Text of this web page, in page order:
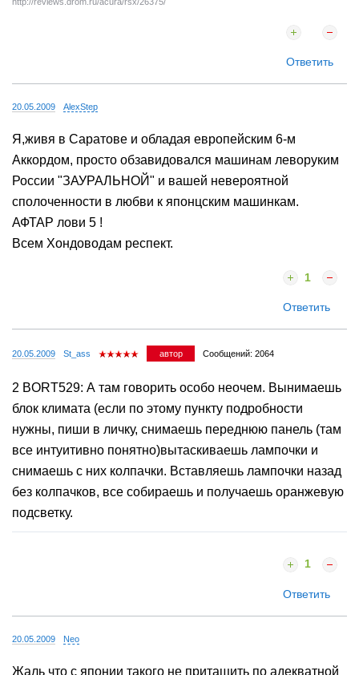
Ответить
20.05.2009 AlexStep
Я,живя в Саратове и обладая европейским 6-м
Аккордом, просто обзавидовался машинам леворуким
России "ЗАУРАЛЬНОЙ" и вашей невероятной
сполоченности в любви к японцским машинкам.
АФТАР лови 5 !
Всем Хондоводам респект.
1
Ответить
20.05.2009 St_ass автор Сообщений: 2064
2 BORT529: А там говорить особо неочем. Вынимаешь
блок климата (если по этому пункту подробности
нужны, пиши в личку, снимаешь переднюю панель (там
все интуитивно понятно)вытаскиваешь лампочки и
снимаешь с них колпачки. Вставляешь лампочки назад
без колпачков, все собираешь и получаешь оранжевую
подсветку.
1
Ответить
20.05.2009 Neo
Жаль что с японии такого не притащить по адекватной